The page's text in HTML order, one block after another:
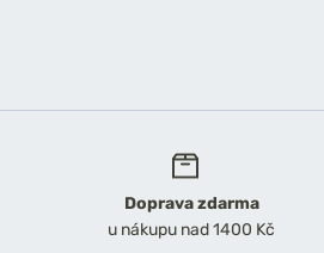
Doprava zdarma
u nákupu nad 1400 Kč